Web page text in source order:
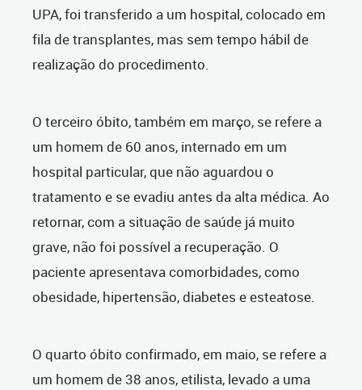
UPA, foi transferido a um hospital, colocado em
fila de transplantes, mas sem tempo hábil de
realização do procedimento.
O terceiro óbito, também em março, se refere a
um homem de 60 anos, internado em um
hospital particular, que não aguardou o
tratamento e se evadiu antes da alta médica. Ao
retornar, com a situação de saúde já muito
grave, não foi possível a recuperação. O
paciente apresentava comorbidades, como
obesidade, hipertensão, diabetes e esteatose.
O quarto óbito confirmado, em maio, se refere a
um homem de 38 anos, etilista, levado a uma